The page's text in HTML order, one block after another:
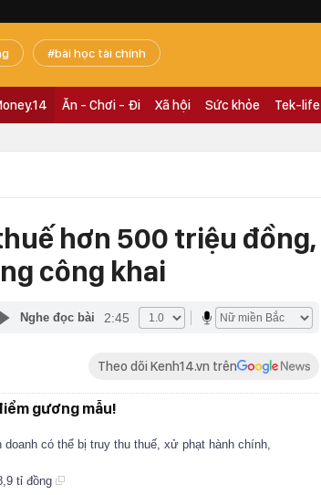
bài học tài chính
Ăn - Chơi - Đi Xã hội Sức khỏe Tek-life
hơn 500 triệu đồng,
công khai
Nghe đọc bài 2:45
Theo dõi Kenh14.vn trên
gương mẫu!
có thể bị truy thu thuế, xử phạt hành chính,
tỉ đồng